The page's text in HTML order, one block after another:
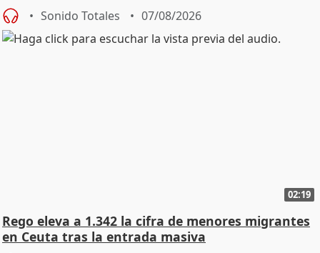
Sonido Totales 07/08/2026
02:19
Rego eleva a 1.342 la cifra de menores migrantes
en Ceuta tras la entrada masiva